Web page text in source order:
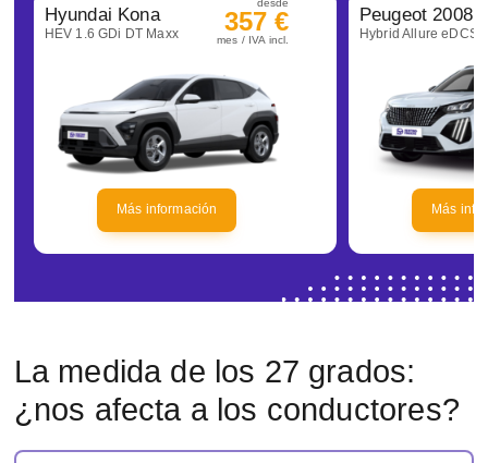
Hyundai Kona
HEV 1.6 GDi DT Maxx
desde
357 €
mes / IVA incl.
Más información
Peugeot 2008
Hybrid Allure eDCS6
Más
La medida de los 27 grados:
¿nos afecta a los conductores?